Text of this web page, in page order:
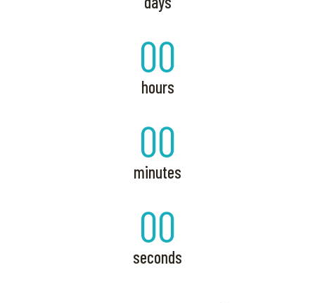
00
hours
00
minutes
00
seconds